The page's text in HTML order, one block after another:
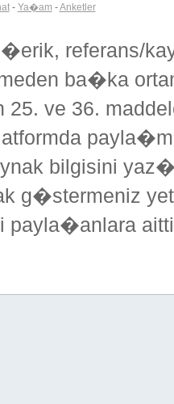
- Ya�am -Anketler
referans/
ba�ka
25. ve 36.
bilgisini
g�stermeniz